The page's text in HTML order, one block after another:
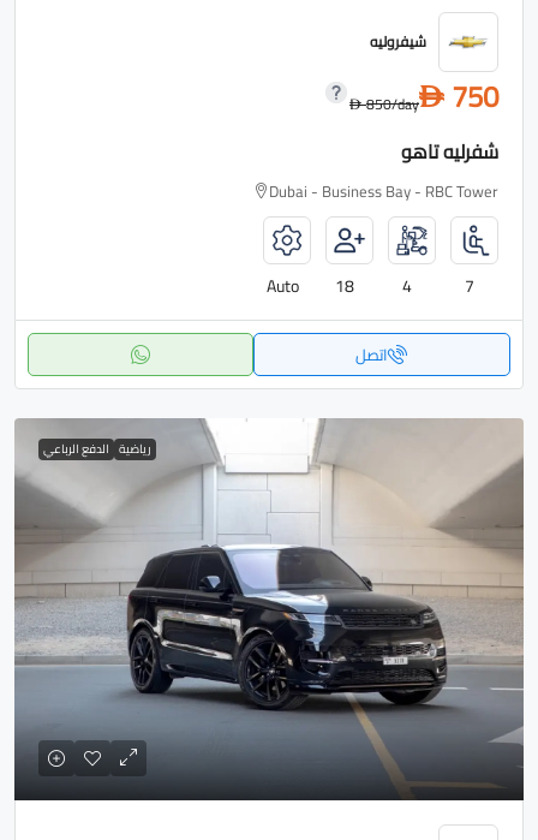
شيفروليه
D 750
D850/day
شفرليه تاهو
Dubai - Business Bay - RBC Tower
7
4
18
Auto
اتصل
رياضية الدفع الرباعي